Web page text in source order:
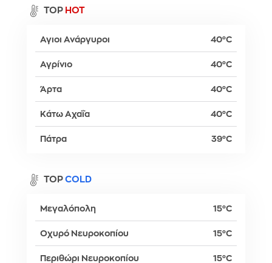
TOP HOT
Αγιοι Ανάργυροι 40°C
Αγρίνιο 40°C
Άρτα 40°C
Κάτω Αχαΐα 40°C
Πάτρα 39°C
TOP COLD
Μεγαλόπολη 15°C
Οχυρό Νευροκοπίου 15°C
Περιθώρι Νευροκοπίου 15°C